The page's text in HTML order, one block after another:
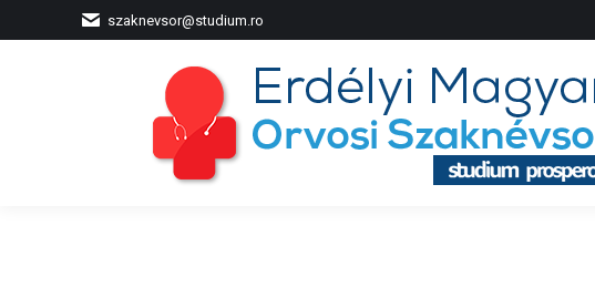
szaknevsor@studium.ro